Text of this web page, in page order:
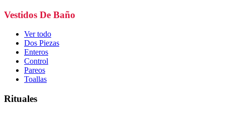
Vestidos De Baño
Ver todo
Dos Piezas
Enteros
Control
Pareos
Toallas
Rituales